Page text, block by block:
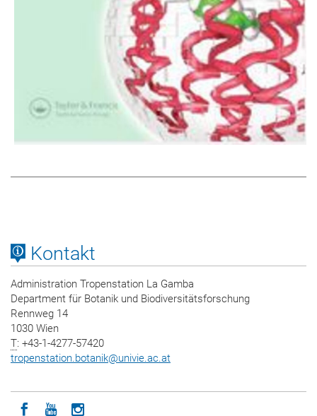
Kontakt
Administration Tropenstation La Gamba
Department für Botanik und Biodiversitätsforschung
Rennweg 14
1030 Wien
T: +43-1-4277-57420
tropenstation.botanik@univie.ac.at
Icon facebook
Icon youtube
Icon instagram